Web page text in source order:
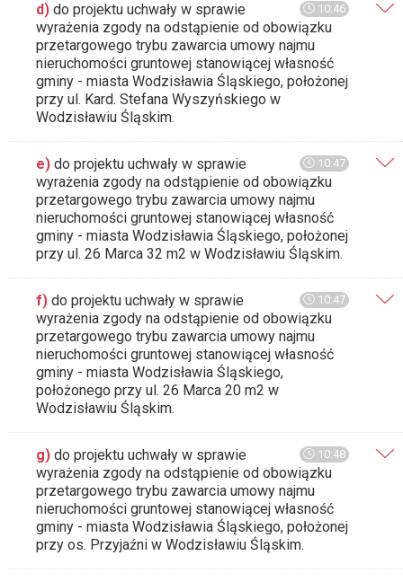
10:46
d) do projektu uchwały w sprawie
wyrażenia zgody na odstąpienie od obowiązku
przetargowego trybu zawarcia umowy najmu
nieruchomości gruntowej stanowiącej własność
gminy - miasta Wodzisławia Śląskiego, położonej
przy ul. Kard. Stefana Wyszyńskiego w
Wodzisławiu Śląskim.
10:47
e) do projektu uchwały w sprawie
wyrażenia zgody na odstąpienie od obowiązku
przetargowego trybu zawarcia umowy najmu
nieruchomości gruntowej stanowiącej własność
gminy - miasta Wodzisławia Śląskiego, położonej
przy ul. 26 Marca 32 m2 w Wodzisławiu Śląskim.
10:47
f) do projektu uchwały w sprawie
wyrażenia zgody na odstąpienie od obowiązku
przetargowego trybu zawarcia umowy najmu
nieruchomości gruntowej stanowiącej własność
gminy - miasta Wodzisławia Śląskiego,
położonego przy ul. 26 Marca 20 m2 w
Wodzisławiu Śląskim.
10:48
g) do projektu uchwały w sprawie
wyrażenia zgody na odstąpienie od obowiązku
przetargowego trybu zawarcia umowy najmu
nieruchomości gruntowej stanowiącej własność
gminy - miasta Wodzisławia Śląskiego, położonej
przy os. Przyjaźni w Wodzisławiu Śląskim.